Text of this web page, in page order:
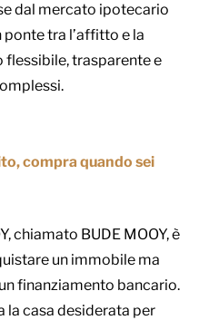
dal mercato ipotecario
tra l’affitto e la
flessibile, trasparente e
compra quando sei
chiamato BUDE MOOY, è
un immobile ma
finanziamento bancario.
la casa desiderata per